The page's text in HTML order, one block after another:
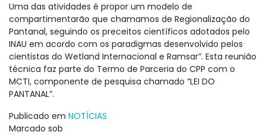
Uma das atividades é propor um modelo de
compartimentarão que chamamos de Regionalização do
Pantanal, seguindo os preceitos científicos adotados pelo
INAU em acordo com os paradigmas desenvolvido pelos
cientistas do Wetland Internacional e Ramsar”. Esta reunião
técnica faz parte do Termo de Parceria do CPP com o
MCTI, componente de pesquisa chamado “LEI DO
PANTANAL”.
Publicado em NOTÍCIAS
Marcado sob